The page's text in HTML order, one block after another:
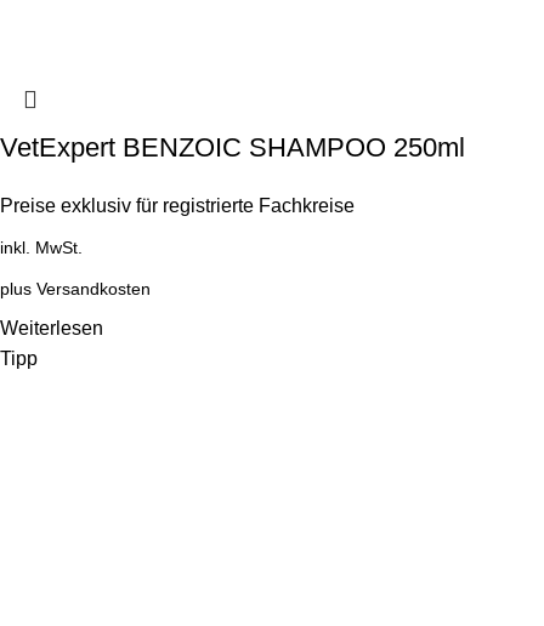
VetExpert BENZOIC SHAMPOO 250ml
Preise exklusiv für registrierte Fachkreise
inkl. MwSt.
plus Versandkosten
Weiterlesen
Tipp